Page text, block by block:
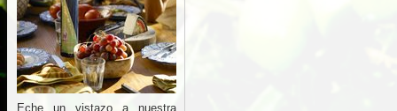
Eche un vistazo a nuestra